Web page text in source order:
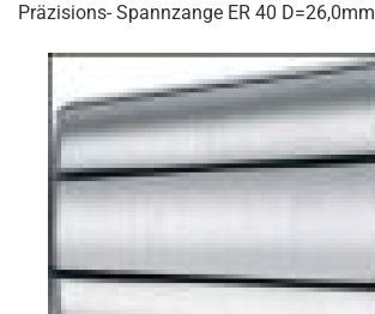
Präzisions- Spannzange ER 40 D=26,0mm